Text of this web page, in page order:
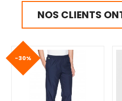
NOS CLIENTS
-30%